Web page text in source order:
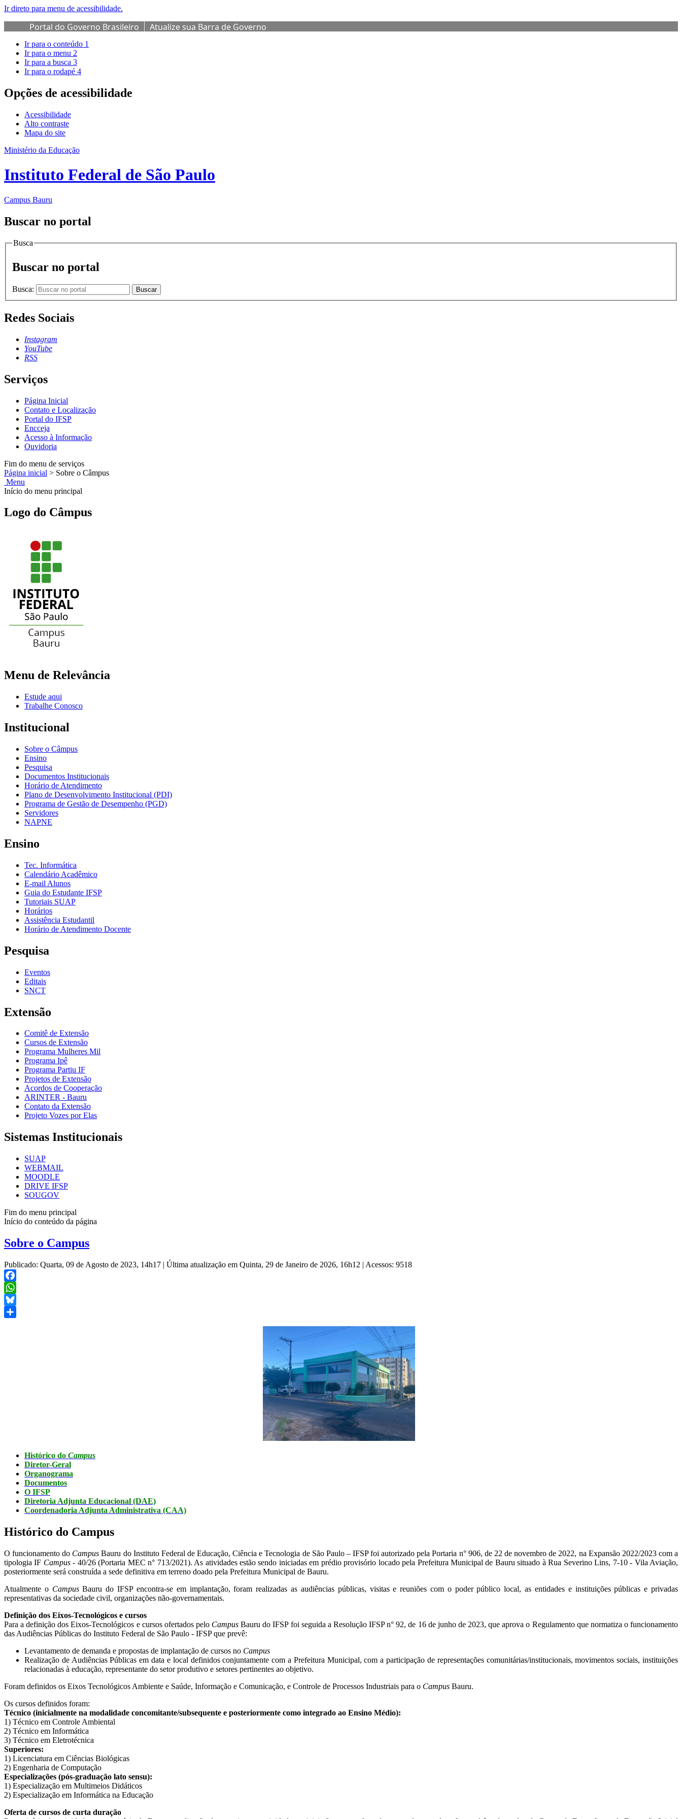
Ir direto para menu de acessibilidade.
Portal do Governo Brasileiro Atualize sua Barra de Governo
Ir para o conteúdo 1
Ir para o menu 2
Ir para a busca 3
Ir para o rodapé 4
Opções de acessibilidade
Acessibilidade
Alto contraste
Mapa do site
Ministério da Educação
Instituto Federal de São Paulo
Campus Bauru
Buscar no portal
Busca
Buscar no portal
Busca: Buscar
Redes Sociais
Instagram
YouTube
RSS
Serviços
Página Inicial
Contato e Localização
Portal do IFSP
Encceja
Acesso à Informação
Ouvidoria
Fim do menu de serviços
Página inicial > Sobre o Câmpus
Menu
Início do menu principal
Logo do Câmpus
Menu de Relevância
Estude aqui
Trabalhe Conosco
Institucional
Sobre o Câmpus
Ensino
Pesquisa
Documentos Institucionais
Horário de Atendimento
Plano de Desenvolvimento Institucional (PDI)
Programa de Gestão de Desempenho (PGD)
Servidores
NAPNE
Ensino
Tec. Informática
Calendário Acadêmico
E-mail Alunos
Guia do Estudante IFSP
Tutoriais SUAP
Horários
Assistência Estudantil
Horário de Atendimento Docente
Pesquisa
Eventos
Editais
SNCT
Extensão
Comitê de Extensão
Cursos de Extensão
Programa Mulheres Mil
Programa Ipê
Programa Partiu IF
Projetos de Extensão
Acordos de Cooperação
ARINTER - Bauru
Contato da Extensão
Projeto Vozes por Elas
Sistemas Institucionais
SUAP
WEBMAIL
MOODLE
DRIVE IFSP
SOUGOV
Fim do menu principal
Início do conteúdo da página
Sobre o Campus
Publicado: Quarta, 09 de Agosto de 2023, 14h17 | Última atualização em Quinta, 29 de Janeiro de 2026, 16h12 | Acessos: 9518
Facebook
WhatsApp
Bluesky
Histórico do Campus
Diretor-Geral
Organograma
Documentos
O IFSP
Diretoria Adjunta Educacional (DAE)
Coordenadoria Adjunta Administrativa (CAA)
Histórico do Campus
O funcionamento do Campus Bauru do Instituto Federal de Educação, Ciência e Tecnologia de São Paulo – IFSP foi autorizado pela Portaria n° 906, de 22 de novembro de 2022, na Expansão 2022/2023 com a
tipologia IF Campus- 40/26 (Portaria MEC n° 713/2021). As atividades estão sendo iniciadas em prédio provisório locado pela Prefeitura Municipal de Bauru situado à Rua Severino Lins, 7-10 - Vila Aviação,
posteriormente será construída a sede definitiva em terreno doado pela Prefeitura Municipal de Bauru.
Atualmente o CampusBauru do IFSP encontra-se em implantação, foram realizadas as audiências públicas, visitas e reuniões com o poder público local, as entidades e instituições públicas e privadas
representativas da sociedade civil, organizações não-governamentais.
Definição dos Eixos-Tecnológicos e cursos
Para a definição dos Eixos-Tecnológicos e cursos ofertados pelo Campus Bauru do IFSP foi seguida a Resolução IFSP n° 92, de 16 de junho de 2023, que aprova o Regulamento que normatiza o funcionamento
das Audiências Públicas do Instituto Federal de São Paulo - IFSP que prevê:
Levantamento de demanda e propostas de implantação de cursos no Campus
Realização de Audiências Públicas em data e local definidos conjuntamente com a Prefeitura Municipal, com a participação de representações comunitárias/institucionais, movimentos sociais, instituições
relacionadas à educação, representante do setor produtivo e setores pertinentes ao objetivo.
Foram definidos os Eixos Tecnológicos Ambiente e Saúde, Informação e Comunicação, e Controle de Processos Industriais para o Campus Bauru.
Os cursos definidos foram:
Técnico (inicialmente na modalidade concomitante/subsequente e posteriormente como integrado ao Ensino Médio):
1) Técnico em Controle Ambiental
2) Técnico em Informática
3) Técnico em Eletrotécnica
Superiores:
1) Licenciatura em Ciências Biológicas
2) Engenharia de Computação
Especializações (pós-graduação lato sensu):
1) Especialização em Multimeios Didáticos
2) Especialização em Informática na Educação
Oferta de cursos de curta duração